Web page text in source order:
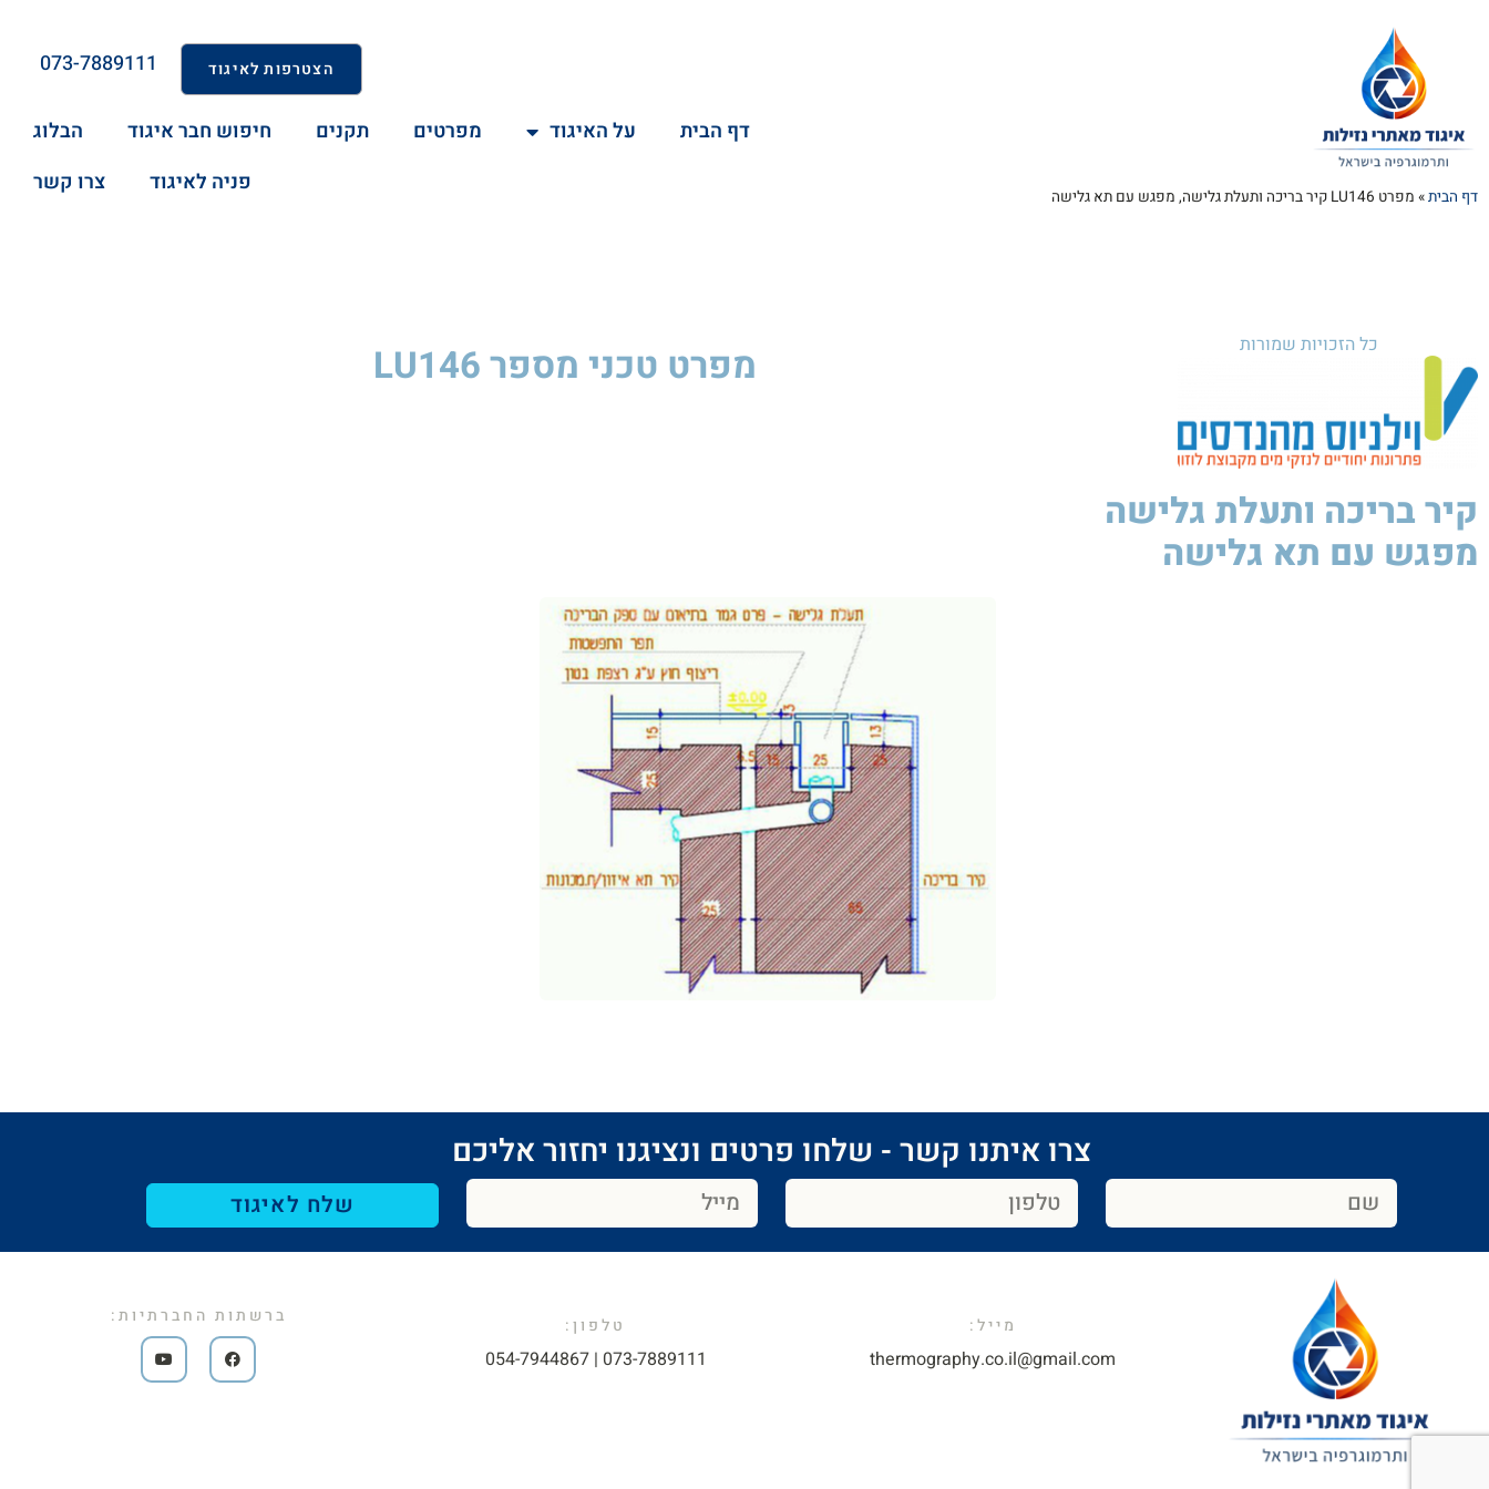
דף הבית» מפרט LU146 קיר בריכה ותעלת גלישה, מפגש עם תא גלישה
הצטרפות לאיגוד 073-7889111
דף הבית על האיגוד מפרטים תקנים חיפוש חבר איגוד
הבלוג
פניה לאיגוד
צרו קשר
כל הזכויות שמורות מפרט טכני מספר LU146
קיר בריכה ותעלת גלישה
מפגש עם תא גלישה
צרו איתנו קשר - שלחו פרטים ונציגנו יחזור אליכם​
שלח לאיגוד
מייל:​
thermography.co.il@gmail.com​
טלפון:
073-7889111 | 054-7944867​
ברשתות החברתיות: